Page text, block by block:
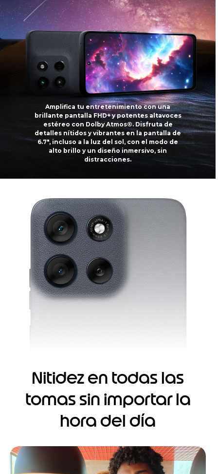
Amplifica tu entretenimiento con una
brillante pantalla FHD+ y potentes altavoces
estéreo con Dolby Atmos®. Disfruta de
detalles nítidos y vibrantes en la pantalla de
6.7", incluso a la luz del sol, con el modo de
alto brillo y un diseño inmersivo, sin
distracciones.
Nitidez en todas las
tomas sin importar la
hora del día